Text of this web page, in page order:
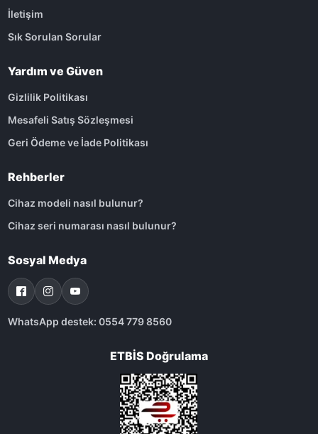
İletişim
Sık Sorulan Sorular
Yardım ve Güven
Gizlilik Politikası
Mesafeli Satış Sözleşmesi
Geri Ödeme ve İade Politikası
Rehberler
Cihaz modeli nasıl bulunur?
Cihaz seri numarası nasıl bulunur?
Sosyal Medya
WhatsApp destek: 0554 779 8560
ETBİS Doğrulama